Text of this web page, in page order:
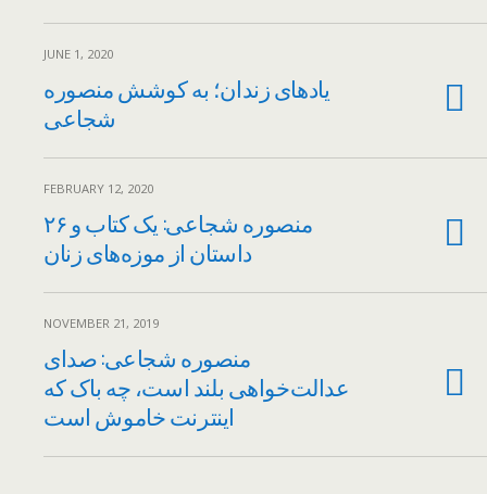
JUNE 1, 2020
یادهای زندان؛ به کوشش منصوره
شجاعی
FEBRUARY 12, 2020
منصوره شجاعی: یک کتاب و ۲۶
داستان از موزه‌های زنان
NOVEMBER 21, 2019
منصوره شجاعی: صدای
عدالت‌خواهی بلند است، چه باک که
اینترنت خاموش است